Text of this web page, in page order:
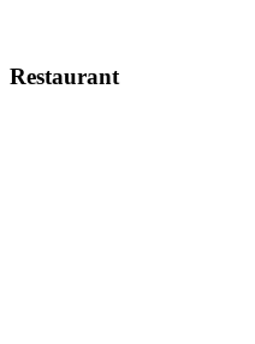
Restaurant